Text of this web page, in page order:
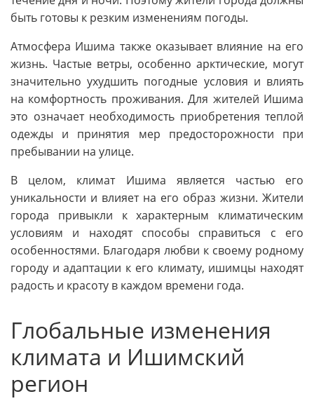
быть готовы к резким изменениям погоды.
Атмосфера Ишима также оказывает влияние на его
жизнь. Частые ветры, особенно арктические, могут
значительно ухудшить погодные условия и влиять
на комфортность проживания. Для жителей Ишима
это означает необходимость приобретения теплой
одежды и принятия мер предосторожности при
пребывании на улице.
В целом, климат Ишима является частью его
уникальности и влияет на его образ жизни. Жители
города привыкли к характерным климатическим
условиям и находят способы справиться с его
особенностями. Благодаря любви к своему родному
городу и адаптации к его климату, ишимцы находят
радость и красоту в каждом времени года.
Глобальные изменения
климата и Ишимский
регион